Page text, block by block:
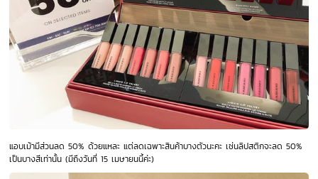
แอบเม้ามีส่วนลด 50% ด้วยแหละ แต่ลดเฉพาะสินค้าบางตัวนะคะ เช่นลิปสติกจะลด 50%
เป็นบางสีเท่านั้น (มีถึงวันที่ 15 เมษายนนี้ค่ะ)